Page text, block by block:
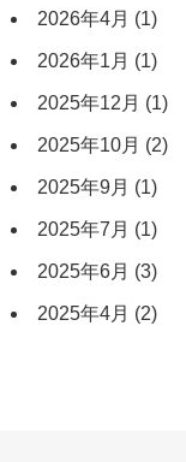
2026年4月 (1)
2026年1月 (1)
2025年12月 (1)
2025年10月 (2)
2025年9月 (1)
2025年7月 (1)
2025年6月 (3)
2025年4月 (2)